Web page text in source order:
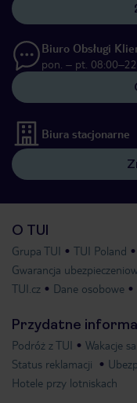
Biuro Obsługi
pon. – pt.
Biura stacjonarne
O TUI
Grupa TUI TUI Poland
Gwarancja
TUI.cz
Dane osobowe
Przydatne
Podróż z TUI Wakacje
Status reklamacji
Hotele przy lotniskach